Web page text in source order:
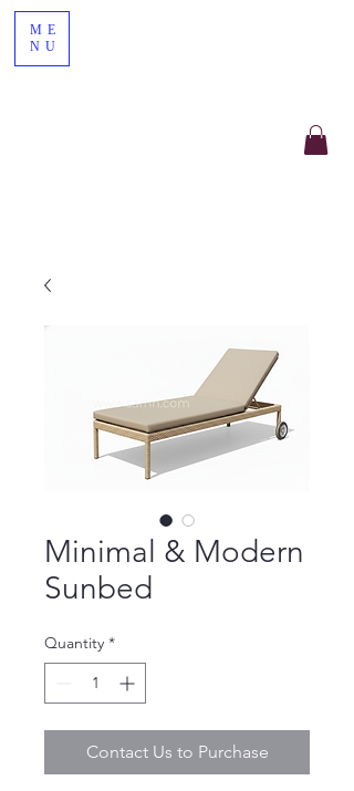
ME
NU
Minimal & Modern
Sunbed
Quantity *
Contact Us to Purchase